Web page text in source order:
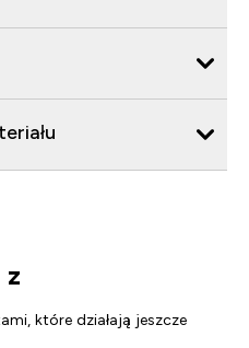
z
które działają jeszcze